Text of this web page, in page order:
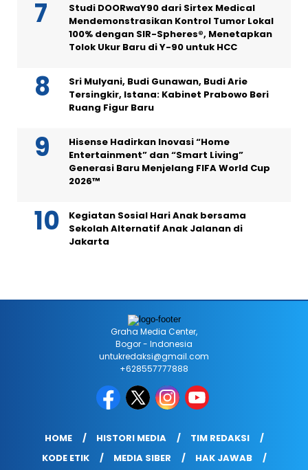
Studi DOORwaY90 dari Sirtex Medical
Mendemonstrasikan Kontrol Tumor Lokal
100% dengan SIR-Spheres®, Menetapkan
Tolok Ukur Baru di Y-90 untuk HCC
Sri Mulyani, Budi Gunawan, Budi Arie
Tersingkir, Istana: Kabinet Prabowo Beri
Ruang Figur Baru
Hisense Hadirkan Inovasi “Home
Entertainment” dan “Smart Living”
Generasi Baru Menjelang FIFA World Cup
2026™
Kegiatan Sosial Hari Anak bersama
Sekolah Alternatif Anak Jalanan di
Jakarta
Graha Media Center,
Bogor - Indonesia
untukredaksi@gmail.com
+628557777888
HOME HISTORI MEDIA
TIM REDAKSI
KODE ETIK
MEDIA SIBER
HAK JAWAB